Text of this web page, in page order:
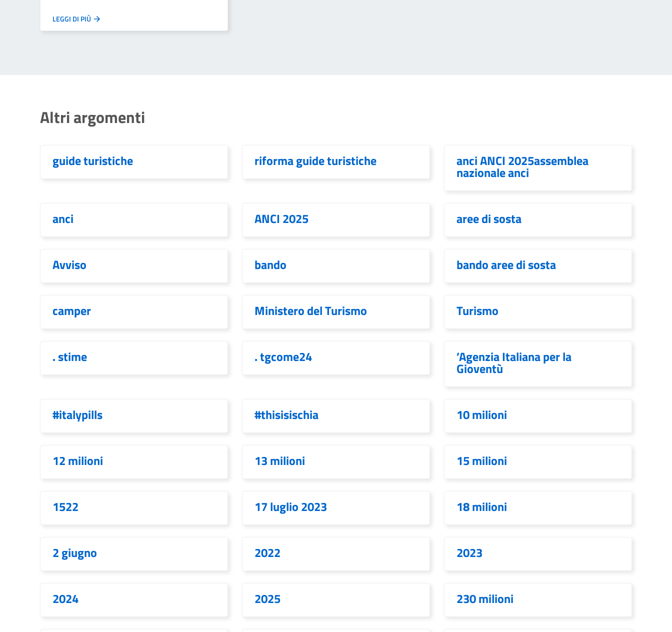
LEGGI DI PIÙ
Altri argomenti
guide turistiche riforma guide turistiche anci ANCI 2025assemblea
nazionale anci
anci ANCI 2025 aree di sosta
Avviso bando bando aree di sosta
camper Ministero del Turismo Turismo
. stime . tgcome24 ’Agenzia Italiana per la
Gioventù
#italypills #thisisischia 10 milioni
12 milioni 13 milioni 15 milioni
1522 17 luglio 2023 18 milioni
2 giugno 2022 2023
2024 2025 230 milioni